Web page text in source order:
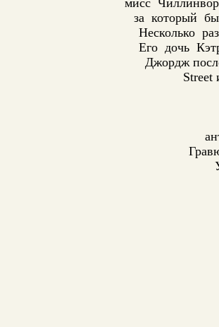
мисс
за который
Несколько
Его дочь
Джордж
Street